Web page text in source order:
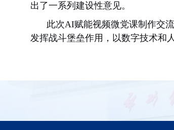
出了一系列建设性意见。
此次AI赋能视频微党课制作交
发挥战斗堡垒作用，以数字技术和